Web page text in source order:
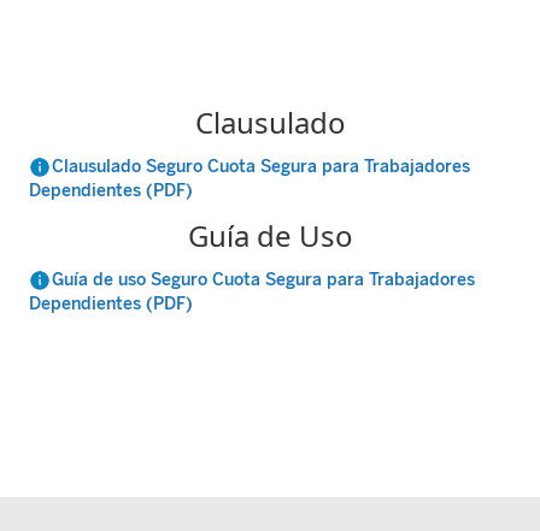
Clausulado
Clausulado Seguro Cuota Segura para Trabajadores
Dependientes (PDF)
Guía de Uso
Guía de uso Seguro Cuota Segura para Trabajadores
Dependientes (PDF)